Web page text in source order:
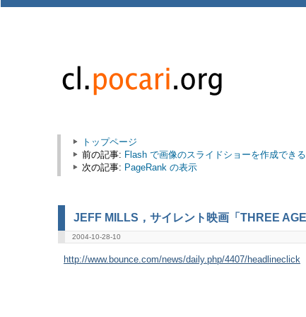
トップページ
前の記事: Flash で画像のスライドショーを作成でき
次の記事: PageRank の表示
JEFF MILLS，サイレント映画「THREE
2004-10-28-10
http://www.bounce.com/news/daily.php/4407/headlineclick